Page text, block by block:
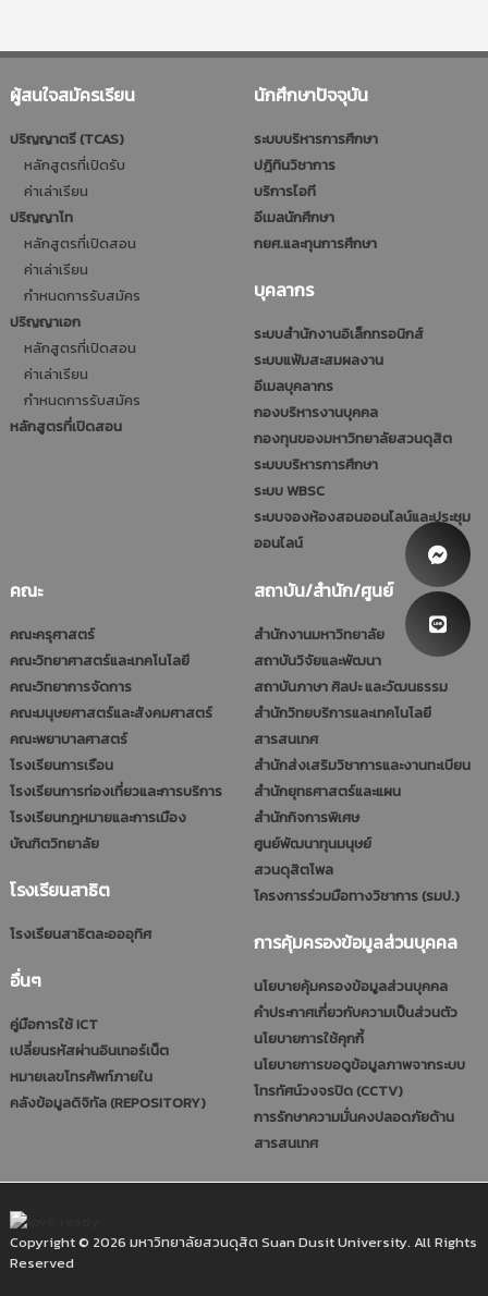
ผู้สนใจสมัครเรียน
ปริญญาตรี (TCAS)
หลักสูตรที่เปิดรับ
ค่าเล่าเรียน
ปริญญาโท
หลักสูตรที่เปิดสอน
ค่าเล่าเรียน
กำหนดการรับสมัคร
ปริญญาเอก
หลักสูตรที่เปิดสอน
ค่าเล่าเรียน
กำหนดการรับสมัคร
หลักสูตรที่เปิดสอน
นักศึกษาปัจจุบัน
ระบบบริหารการศึกษา
ปฎิทินวิชาการ
บริการไอที
อีเมลนักศึกษา
กยศ.และทุนการศึกษา
บุคลากร
ระบบสำนักงานอิเล็กทรอนิกส์
ระบบแฟ้มสะสมผลงาน
อีเมลบุคลากร
กองบริหารงานบุคคล
กองทุนของมหาวิทยาลัยสวนดุสิต
ระบบบริหารการศึกษา
ระบบ WBSC
ระบบจองห้องสอนออนไลน์และประชุม
ออนไลน์
คณะ
คณะครุศาสตร์
คณะวิทยาศาสตร์และเทคโนโลยี
คณะวิทยาการจัดการ
คณะมนุษยศาสตร์และสังคมศาสตร์
คณะพยาบาลศาสตร์
โรงเรียนการเรือน
โรงเรียนการท่องเที่ยวและการบริการ
โรงเรียนกฎหมายและการเมือง
บัณฑิตวิทยาลัย
โรงเรียนสาธิต
โรงเรียนสาธิตละอออุทิศ
อื่นๆ
คู่มือการใช้ ICT
เปลี่ยนรหัสผ่านอินเทอร์เน็ต
หมายเลขโทรศัพท์ภายใน
คลังข้อมูลดิจิทัล (REPOSITORY)
สถาบัน/สำนัก/ศูนย์
สำนักงานมหาวิทยาลัย
สถาบันวิจัยและพัฒนา
สถาบันภาษา ศิลปะ และวัฒนธรรม
สำนักวิทยบริการและเทคโนโลยี
สารสนเทศ
สำนักส่งเสริมวิชาการและงานทะเบียน
สำนักยุทธศาสตร์และแผน
สำนักกิจการพิเศษ
ศูนย์พัฒนาทุนมนุษย์
สวนดุสิตโพล
โครงการร่วมมือทางวิชาการ (รมป.)
การคุ้มครองข้อมูลส่วนบุคคล
นโยบายคุ้มครองข้อมูลส่วนบุคคล
คำประกาศเกี่ยวกับความเป็นส่วนตัว
นโยบายการใช้คุกกี้
นโยบายการขอดูข้อมูลภาพจากระบบ
โทรทัศน์วงจรปิด (CCTV)
การรักษาความมั่นคงปลอดภัยด้าน
สารสนเทศ
Copyright © 2026 มหาวิทยาลัยสวนดุสิต Suan Dusit University. All Rights
Reserved